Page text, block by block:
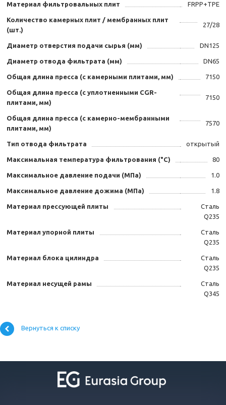
Материал фильтровальных плит FRPP+TPE
Количество камерных плит / мембранных плит
(шт.)
27/28
Диаметр отверстия подачи сырья (мм) DN125
Диаметр отвода фильтрата (мм) DN65
Общая длина пресса (с камерными плитами, мм) 7150
Общая длина пресса (с уплотненными CGR-
плитами, мм)
7150
Общая длина пресса (с камерно-мембранными
плитами, мм)
7570
Тип отвода фильтрата открытый
Максимальная температура фильтрования (°C) 80
Максимальное давление подачи (МПа) 1.0
Максимальное давление дожима (МПа) 1.8
Материал прессующей плиты
Сталь
Q235
Материал упорной плиты
Сталь
Q235
Материал блока цилиндра
Сталь
Q235
Материал несущей рамы
Сталь
Q345
Вернуться к списку